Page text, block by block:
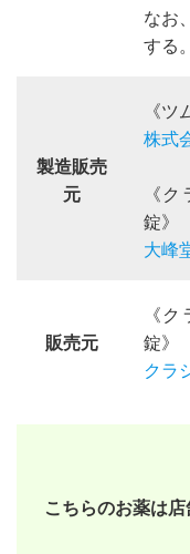
なお
する。
製造販売
元
《ツ
株式
《
錠》
大峰
販売元
《
錠》
クラ
こちらのお薬は